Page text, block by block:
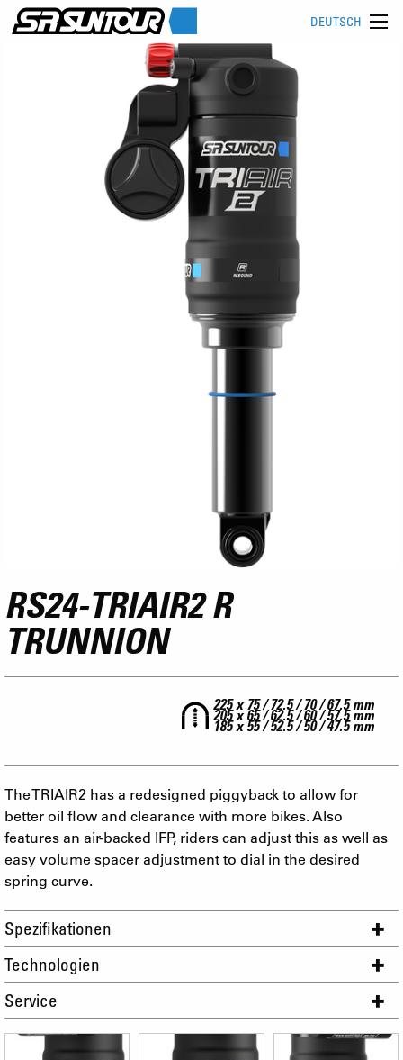
DEUTSCH
RS24-TRIAIR2 R
TRUNNION
225 x 75 / 72.5 / 70 / 67.5 mm
205 x 65 / 62.5 / 60 / 57.5 mm
185 x 55 / 52.5 / 50 / 47.5 mm
The TRIAIR2 has a redesigned piggyback to allow for
better oil flow and clearance with more bikes. Also
features an air-backed IFP, riders can adjust this as well as
easy volume spacer adjustment to dial in the desired
spring curve.
Spezifikationen
Technologien
Service